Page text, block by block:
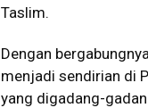
Taslim.
Dengan
menjadi sendirian di
yang digadang-